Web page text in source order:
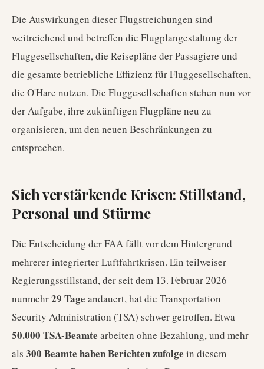
Die Auswirkungen dieser Flugstreichungen sind
weitreichend und betreffen die Flugplangestaltung der
Fluggesellschaften, die Reisepläne der Passagiere und
die gesamte betriebliche Effizienz für Fluggesellschaften,
die O'Hare nutzen. Die Fluggesellschaften stehen nun vor
der Aufgabe, ihre zukünftigen Flugpläne neu zu
organisieren, um den neuen Beschränkungen zu
entsprechen.
Sich verstärkende Krisen: Stillstand,
Personal und Stürme
Die Entscheidung der FAA fällt vor dem Hintergrund
mehrerer integrierter Luftfahrtkrisen. Ein teilweiser
Regierungsstillstand, der seit dem 13. Februar 2026
nunmehr29 Tage andauert, hat die Transportation
Security Administration (TSA) schwer getroffen. Etwa
50.000 TSA-Beamte arbeiten ohne Bezahlung, und mehr
als 300 Beamte haben Berichten zufolge in diesem